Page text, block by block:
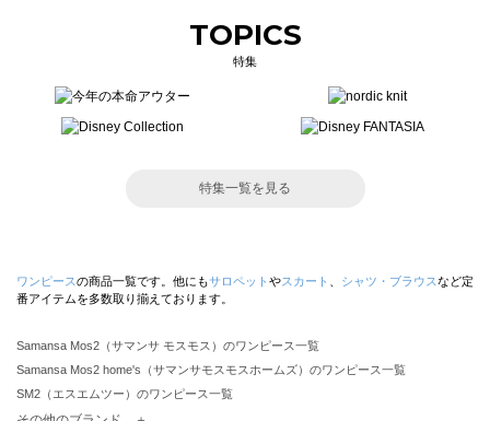
TOPICS
特集
特集一覧を見る
ワンピースの商品一覧です。他にもサロペット やスカート シャツ・ブラウスなど定
番アイテムを多数取り揃えております。
Samansa Mos2（サマンサ モスモス）のワンピース一覧
Samansa Mos2 home's（サマンサモスモスホームズ）のワンピース一覧
SM2（エスエムツー）のワンピース一覧
TSUHARU by Samansa Mos2（ツハルバイサマンサモスモス）のワンピース一覧